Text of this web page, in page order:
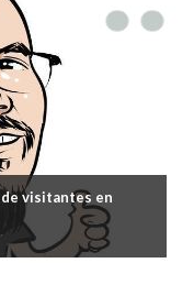
visitantes en